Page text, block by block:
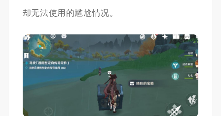
却无法使用的尴尬情况。